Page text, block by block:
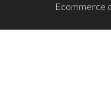
Ecommerce